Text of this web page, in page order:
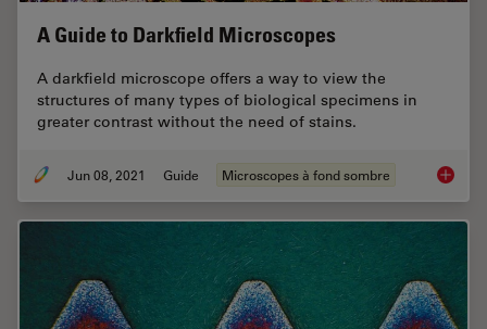
A Guide to Darkfield Microscopes
A darkfield microscope offers a way to view the
structures of many types of biological specimens in
greater contrast without the need of stains.
Jun 08, 2021 Guide Microscopes à fond sombre A